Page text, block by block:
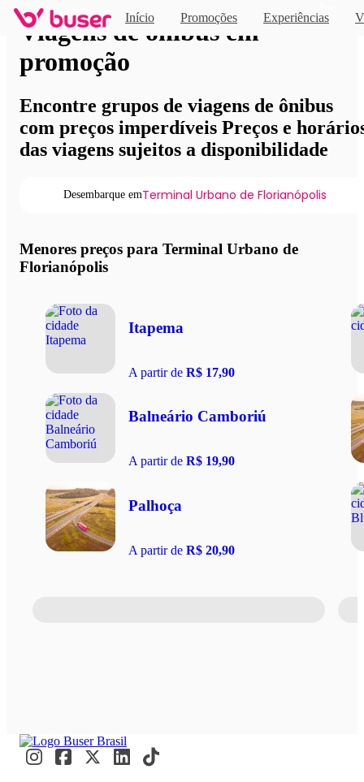
Início Promoções Experiências
Viagens de ônibus em
promoção
Encontre grupos de viagens de ônibus
com preços imperdíveis Preços e
das viagens sujeitos a disponibilidade
Desembarque emTerminal Urbano de Florianópolis
Menores preços para Terminal Urbano de
Florianópolis
Itapema
A partir de R$ 17,90
Balneário Camboriú
A partir de R$ 19,90
Palhoça
A partir de R$ 20,90